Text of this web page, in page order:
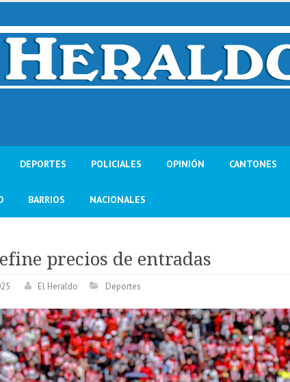
DEPORTES POLICIALES OPINIÓN CANTONES
BARRIOS NACIONALES
precios de entradas
El Heraldo Deportes